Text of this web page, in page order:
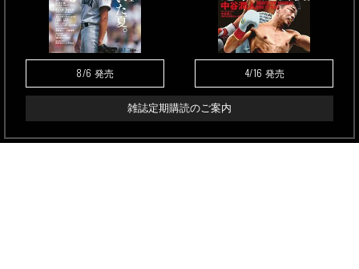
8/6 発売 4/16 発売
雑誌定期購読のご案内